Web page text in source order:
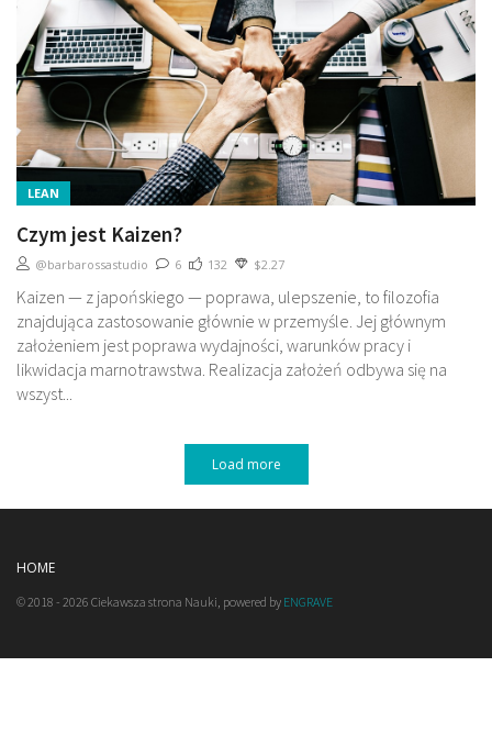
LEAN
Czym jest Kaizen?
@barbarossastudio 6 132 $2.27
Kaizen — z japońskiego — poprawa, ulepszenie, to filozofia
znajdująca zastosowanie głównie w przemyśle. Jej głównym
założeniem jest poprawa wydajności, warunków pracy i
likwidacja marnotrawstwa. Realizacja założeń odbywa się na
wszyst...
Load more
HOME
© 2018 - 2026 Ciekawsza strona Nauki, powered by ENGRAVE